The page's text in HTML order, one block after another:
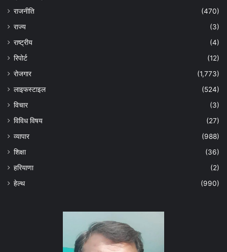
राजनीति
(470)
राज्य
(3)
राष्ट्रीय
(4)
रिपोर्ट
(12)
रोजगार
(1,773)
लाइफस्टाइल
(524)
विचार
(3)
विविध विषय
(27)
व्यापार
(988)
शिक्षा
(36)
हरियाणा
(2)
हेल्‍थ
(990)